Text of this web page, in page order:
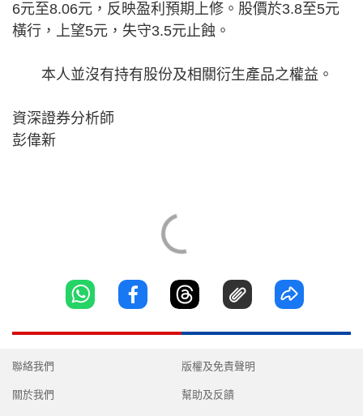
6元至8.06元，反映盈利預期上修。股價於3.8至5元
橫行，上望5元，失守3.5元止蝕。
本人並沒有持有股份及相關衍生產品之權益。
資深證券分析師
彭偉新
聯絡我們
關於我們
版權及免責聲明
幫助及反饋